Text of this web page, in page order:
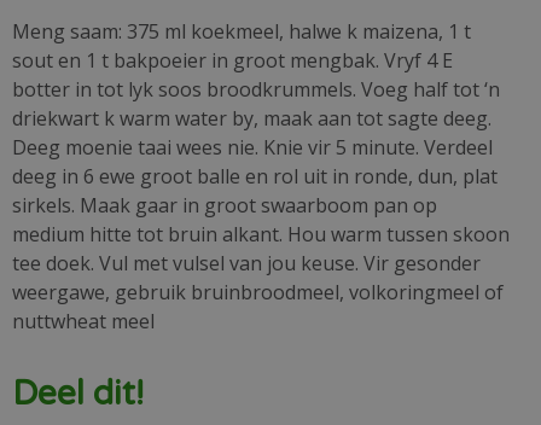
Meng saam: 375 ml koekmeel, halwe k maizena, 1 t
sout en 1 t bakpoeier in groot mengbak. Vryf 4 E
botter in tot lyk soos broodkrummels. Voeg half tot ‘n
driekwart k warm water by, maak aan tot sagte deeg.
Deeg moenie taai wees nie. Knie vir 5 minute. Verdeel
deeg in 6 ewe groot balle en rol uit in ronde, dun, plat
sirkels. Maak gaar in groot swaarboom pan op
medium hitte tot bruin alkant. Hou warm tussen skoon
tee doek. Vul met vulsel van jou keuse. Vir gesonder
weergawe, gebruik bruinbroodmeel, volkoringmeel of
nuttwheat meel
Deel dit!